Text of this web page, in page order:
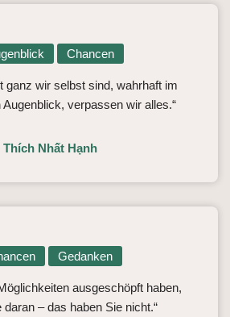
Chancen
ganz wir selbst sind, wahrhaft im
verpassen wir alles.“
Thích Nhất Hạnh
Gedanken
ausgeschöpft haben,
daran – das haben Sie nicht.“